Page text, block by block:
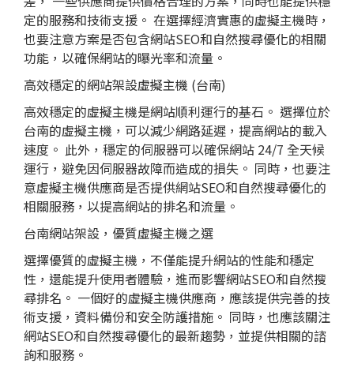
定的服務和技術支援。 在選擇經濟實惠的虛擬主機時，
也要注意方案是否包含網站SEO和自然搜尋優化的相關
功能，以確保網站的曝光率和流量。
高效穩定的網站架設虛擬主機 (台南)
高效穩定的虛擬主機是網站順利運行的基石。 選擇位於
台南的虛擬主機，可以減少網路延遲，提高網站的載入
速度。 此外，穩定的伺服器可以確保網站 24/7 全天候
運行，避免因伺服器故障而造成的損失。 同時，也要注
意虛擬主機供應商是否提供網站SEO和自然搜尋優化的
相關服務，以提高網站的排名和流量。
台南網站架設，優質虛擬主機之選
選擇優質的虛擬主機，不僅能提升網站的性能和穩定
性，還能提升使用者體驗，進而影響網站SEO和自然搜
尋排名。 一個好的虛擬主機供應商，應該提供完善的技
術支援，資料備份和安全防護措施。 同時，也應該關注
網站SEO和自然搜尋優化的最新趨勢，並提供相關的諮
詢和服務。